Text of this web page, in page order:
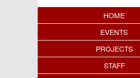
Content Index
HOME
EVENTS
PROJECTS
STAFF